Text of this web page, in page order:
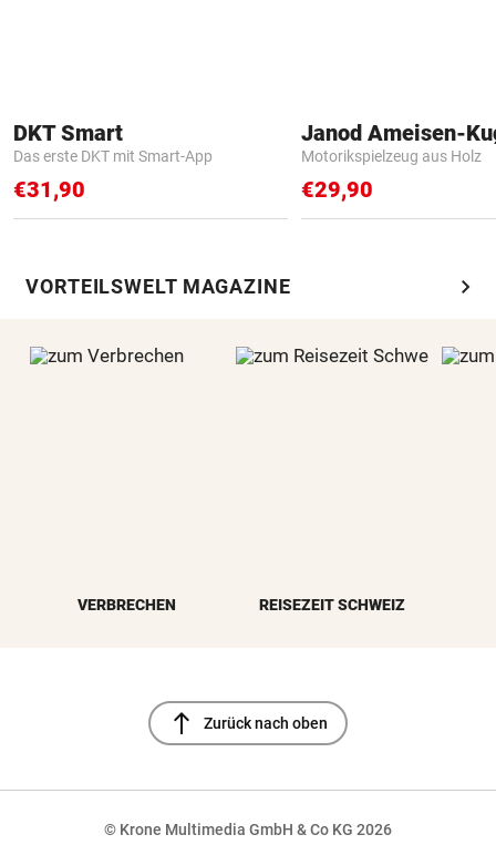
DKT Smart
Das erste DKT mit Smart-App
€31,90
Janod Ameisen-
Motorikspielzeug aus Holz
€29,90
VORTEILSWELT MAGAZINE chevron_right
VERBRECHEN REISEZEIT SCHWEIZ
north Zurück nach oben
© Krone Multimedia GmbH & Co KG 2026